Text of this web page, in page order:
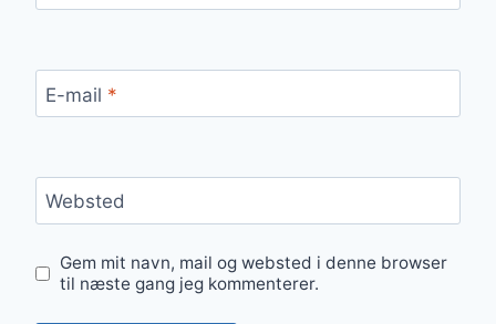
E-mail *
Websted
Gem mit navn, mail og websted i denne browser
til næste gang jeg kommenterer.